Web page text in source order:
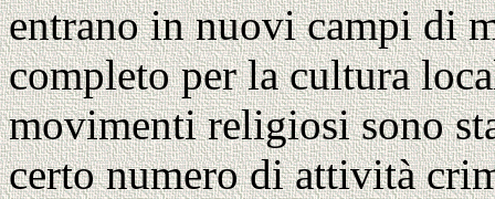
entrano in nuovi campi di
completo per la cultura
movimenti religiosi sono
certo numero di attività